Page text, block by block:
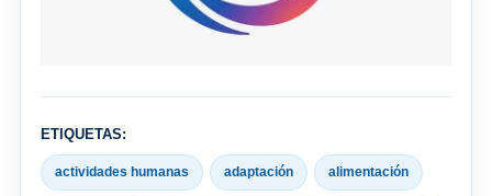
ETIQUETAS:
actividades humanas adaptación alimentación